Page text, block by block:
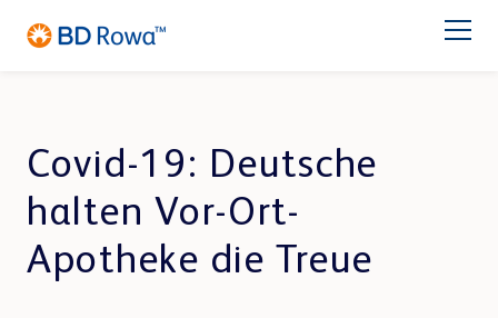
日本語
BRANCHEN
Covid-19: Deutsche
halten Vor-Ort-
Apotheke die Treue